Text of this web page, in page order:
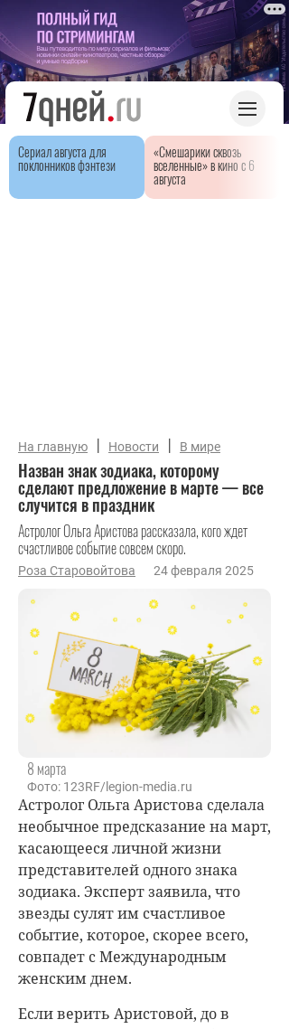
Сериал августа для
поклонников фэнтези
«Смешарики сквозь
вселенные» в кино с 6
августа
На главную | Новости | В мире
Назван знак зодиака, которому
сделают предложение в марте — все
случится в праздник
Астролог Ольга Аристова рассказала, кого ждет
счастливое событие совсем скоро.
Роза Старовойтова 24 февраля 2025
8 марта
Фото: 123RF/legion-media.ru
Астролог Ольга Аристова сделала
необычное предсказание на март,
касающееся личной жизни
представителей одного знака
зодиака. Эксперт заявила, что
звезды сулят им счастливое
событие, которое, скорее всего,
совпадет с Международным
женским днем.
Если верить Аристовой, до в